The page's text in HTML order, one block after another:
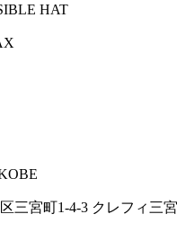
HAT
三宮町1-4-3 クレフィ三